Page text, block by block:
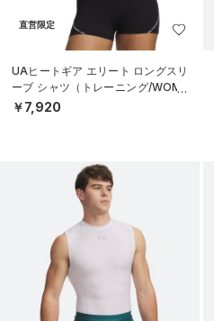
直営限定
UAヒートギア エリート ロングスリ
ーブ シャツ（トレーニング/WOME
N）
￥7,920